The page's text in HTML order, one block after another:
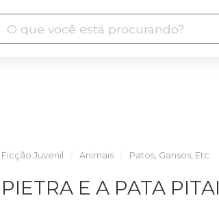
Ficção Juvenil Animais Patos, Gansos, Etc.
PIETRA E A PATA